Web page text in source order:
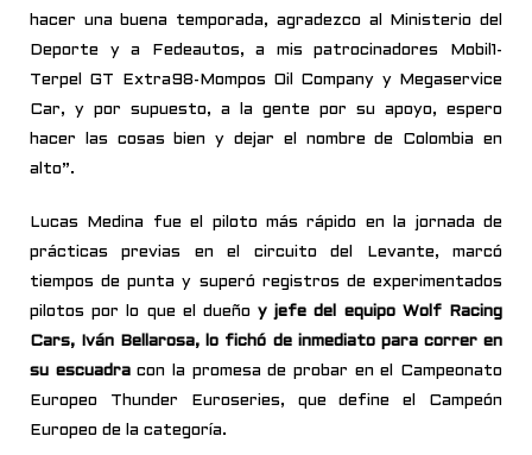
hacer una buena temporada, agradezco al Ministerio del
Deporte y a Fedeautos, a mis patrocinadores Mobil1-
Terpel GT Extra98-Mompos Oil Company y Megaservice
Car, y por supuesto, a la gente por su apoyo, espero
hacer las cosas bien y dejar el nombre de Colombia en
alto”.
Lucas Medina fue el piloto más rápido en la jornada de
prácticas previas en el circuito del Levante, marcó
tiempos de punta y superó registros de experimentados
pilotos por lo que el dueñoy jefe del equipo Wolf Racing
Cars, Iván Bellarosa, lo fichó de inmediato para correr en
su escuadracon la promesa de probar en el Campeonato
Europeo Thunder Euroseries, que define el Campeón
Europeo de la categoría.